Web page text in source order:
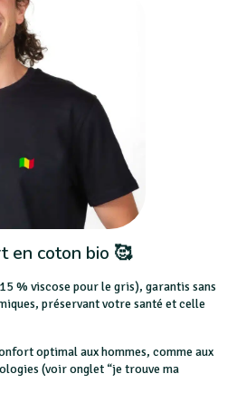
en coton bio 🥰
% viscose pour le gris), garantis sans
préservant votre santé et celle
optimal aux hommes, comme aux
(voir onglet “je trouve ma